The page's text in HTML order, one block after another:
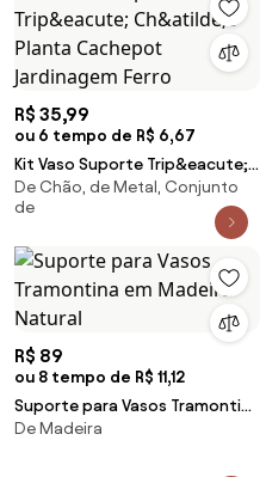
R$ 35,99
ou 6 tempo de R$ 6,67
Kit Vaso Suporte Trip&eacute;
Ch&atilde;o Planta Cachepot
Jardinagem Ferro
De Chão, de Metal, Conjunto
de
R$ 89
ou 8 tempo de R$ 11,12
Suporte para Vasos Tramontina
em Madeira Natural
De Madeira